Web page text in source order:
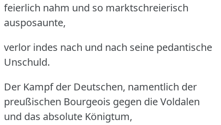
feierlich nahm und so marktschreierisch
ausposaunte,
verlor indes nach und nach seine pedantische
Unschuld.
Der Kampf der Deutschen, namentlich der
preußischen Bourgeois gegen die Voldalen
und das absolute Königtum,